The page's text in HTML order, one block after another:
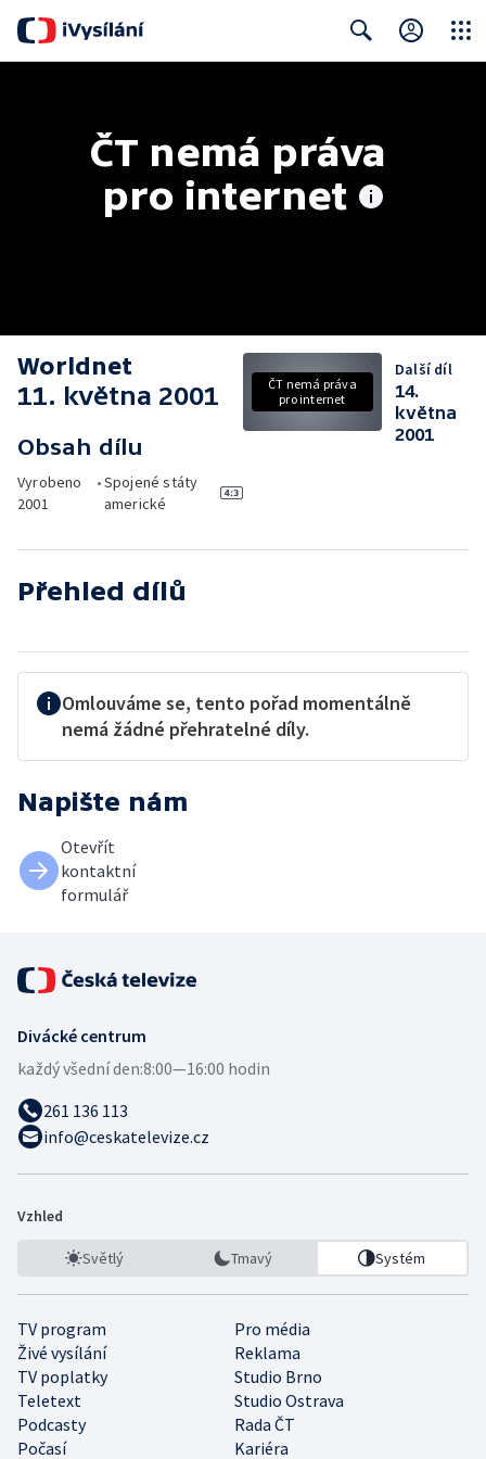
ČT nemá práva
pro internet
Worldnet
11. května 2001
Obsah dílu
Vyrobeno
2001
•Spojené státy
americké
ČT nemá práva
pro internet
Další díl
14.
května
2001
Přehled dílů
Omlouváme se, tento pořad momentálně
nemá žádné přehratelné díly.
Napište nám
Otevřít
kontaktní
formulář
Divácké centrum
každý všední den:8:00—16:00 hodin
261 136 113
info@ceskatelevize.cz
Vzhled
Světlý Tmavý Systém
TV program
Pro média
Živé vysílání
Reklama
TV poplatky
Studio Brno
Teletext
Studio Ostrava
Podcasty
Rada ČT
Počasí
Kariéra